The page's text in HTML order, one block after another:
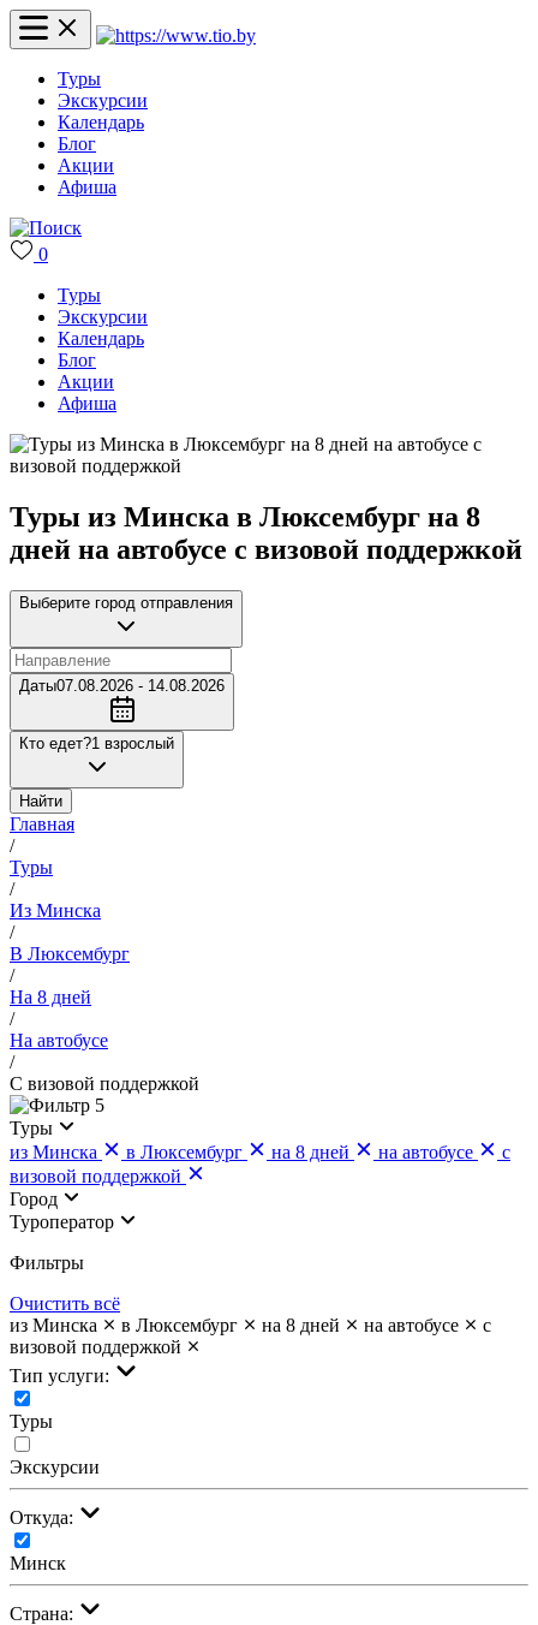
Туры
Экскурсии
Календарь
Блог
Акции
Афиша
0
Туры
Экскурсии
Календарь
Блог
Акции
Афиша
Туры из Минска в Люксембург на 8
дней на автобусе с визовой поддержкой
Выберите город отправления
Даты07.08.2026 - 14.08.2026
Кто едет?1 взрослый
Найти
Главная
/
Туры
/
Из Минска
/
В Люксембург
/
На 8 дней
/
На автобусе
/
С визовой поддержкой
5
Туры
из Минска
в Люксембург на 8 дней на автобусе
с
визовой поддержкой
Город
Туроператор
Фильтры
Очистить всё
из Минска
в Люксембург на 8 дней на автобусе
с
визовой поддержкой
Тип услуги:
Туры
Экскурсии
Откуда:
Минск
Страна: